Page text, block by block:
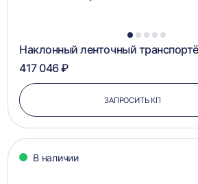
1 2 3 4 5
Наклонный ленточный
417 046 ₽
ЗАПРОСИТЬ КП
В наличии